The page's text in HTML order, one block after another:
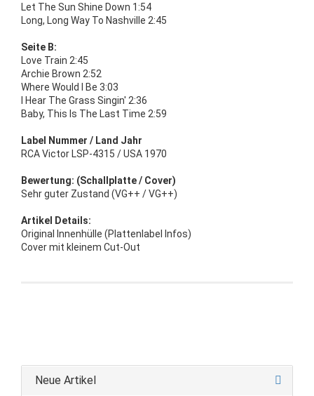
Let The Sun Shine Down 1:54
Long, Long Way To Nashville 2:45
Seite B:
Love Train 2:45
Archie Brown 2:52
Where Would I Be 3:03
I Hear The Grass Singin' 2:36
Baby, This Is The Last Time 2:59
Label Nummer / Land Jahr
RCA Victor LSP-4315 / USA 1970
Bewertung: (Schallplatte / Cover)
Sehr guter Zustand (VG++ / VG++)
Artikel Details:
Original Innenhülle (Plattenlabel Infos)
Cover mit kleinem Cut-Out
Neue Artikel